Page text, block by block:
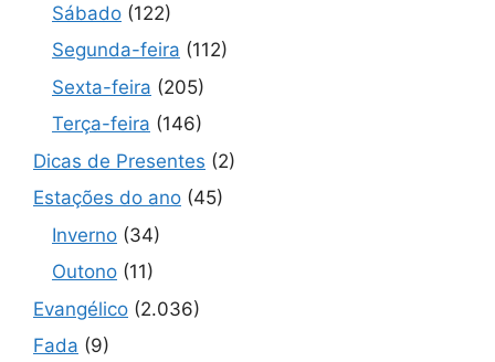
Sábado (122)
Segunda-feira (112)
Sexta-feira (205)
Terça-feira (146)
Dicas de Presentes (2)
Estações do ano (45)
Inverno (34)
Outono (11)
Evangélico (2.036)
Fada (9)